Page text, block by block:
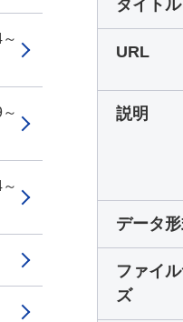
タイトル
URL
説明
データ
ファイ
ズ